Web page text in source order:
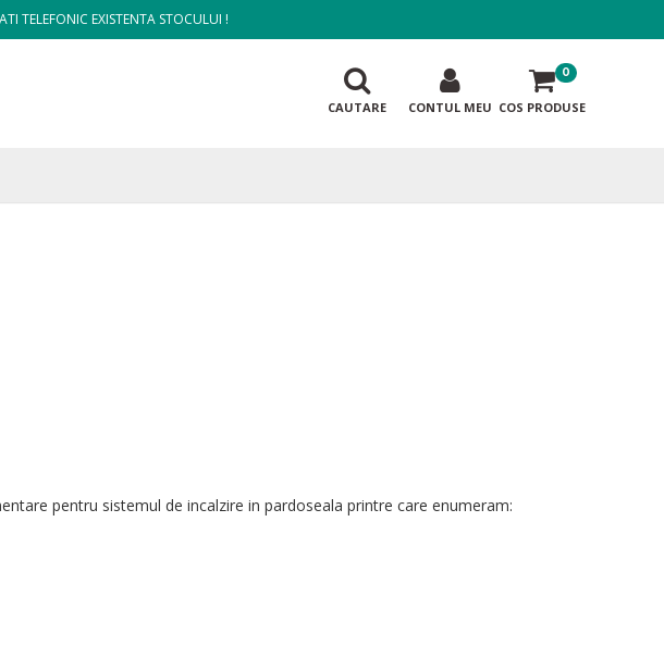
TELEFONIC EXISTENTA STOCULUI !
COS PRODUSE
0
CONTUL MEU
CAUTARE
pentru sistemul de incalzire in pardoseala printre care enumeram: